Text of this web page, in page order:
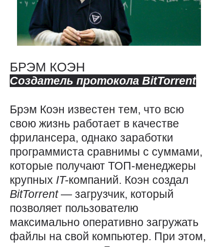
БРЭМ КОЭН
Создатель протокола BitTorrent
Брэм Коэн известен тем, что всю
свою жизнь работает в качестве
фрилансера, однако заработки
программиста сравнимы с суммами,
которые получают ТОП-менеджеры
крупных IT-компаний. Коэн создал
BitTorrent— загрузчик, который
позволяет пользователю
максимально оперативно загружать
файлы на свой компьютер. При этом,